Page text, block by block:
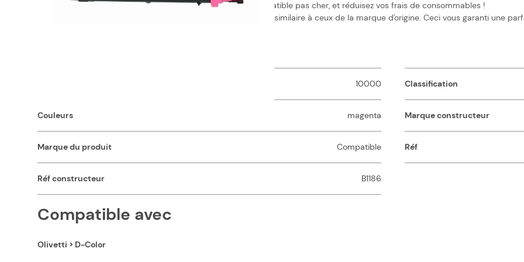
plaquettes de présentation, etc., optez pour notre toner compatible pas cher, et réduisez vos frais de consommables !
Nos consommables compatibles pas chers sont d'une qualité similaire à ceux de la marque d'origine. Ceci vous garanti une
10000 Classification
Couleurs magenta Marque constructeur
Marque du produit Compatible Réf
Réf constructeur B1186
Compatible avec
Olivetti > D-Color